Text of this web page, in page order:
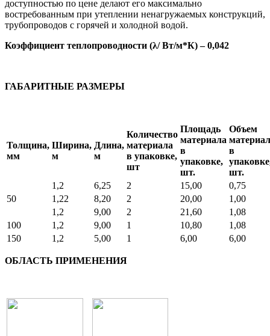
доступностью по цене делают его максимально
востребованным при утеплении ненагружаемых конструкций,
трубопроводов с горячей и холодной водой.
Коэффициент теплопроводности (λ/ Вт/м*К) – 0,042
ГАБАРИТНЫЕ РАЗМЕРЫ
Толщина,
мм
Ширина,
м
Длина,
м
Количество
материала
в упаковке,
шт
Площадь
материала
в
упаковке,
шт.
Объем
в
шт.
50
1,2 6,25 2 15,00
0,75
1,22
8,20 2 20,00
1,00
1,2
9,00 2 21,60
1,08
100
1,2 9,00 1 10,80
1,08
150
1,2 5,00 1 6,00 6,00
ОБЛАСТЬ ПРИМЕНЕНИЯ